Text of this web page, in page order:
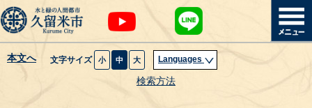
本文へ 文字サイズ 小 中 大 Languages
検索方法
暮らし・届出